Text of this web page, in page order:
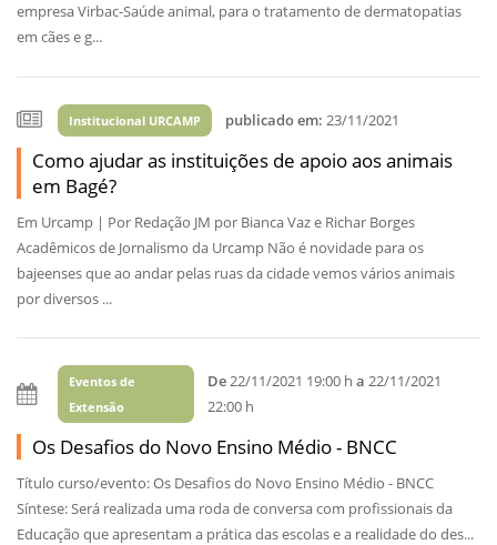
empresa Virbac-Saúde animal, para o tratamento de dermatopatias
em cães e g...
Institucional URCAMP publicado em: 23/11/2021
Como ajudar as instituições de apoio aos animais
em Bagé?
Em Urcamp | Por Redação JM por Bianca Vaz e Richar Borges
Acadêmicos de Jornalismo da Urcamp Não é novidade para os
bajeenses que ao andar pelas ruas da cidade vemos vários animais
por diversos ...
Eventos de
Extensão
De22/11/2021 19:00 ha 22/11/2021
22:00 h
Os Desafios do Novo Ensino Médio - BNCC
Título curso/evento: Os Desafios do Novo Ensino Médio - BNCC
Síntese: Será realizada uma roda de conversa com profissionais da
Educação que apresentam a prática das escolas e a realidade do des...